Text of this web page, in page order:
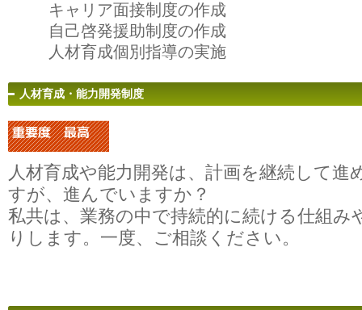
キャリア面接制度の作成
自己啓発援助制度の作成
人材育成個別指導の実施
人材育成・能力開発制度
人材育成や能力開発は、計画を継続して進
すが、進んでいますか？
私共は、業務の中で持続的に続ける仕組み
りします。一度、ご相談ください。